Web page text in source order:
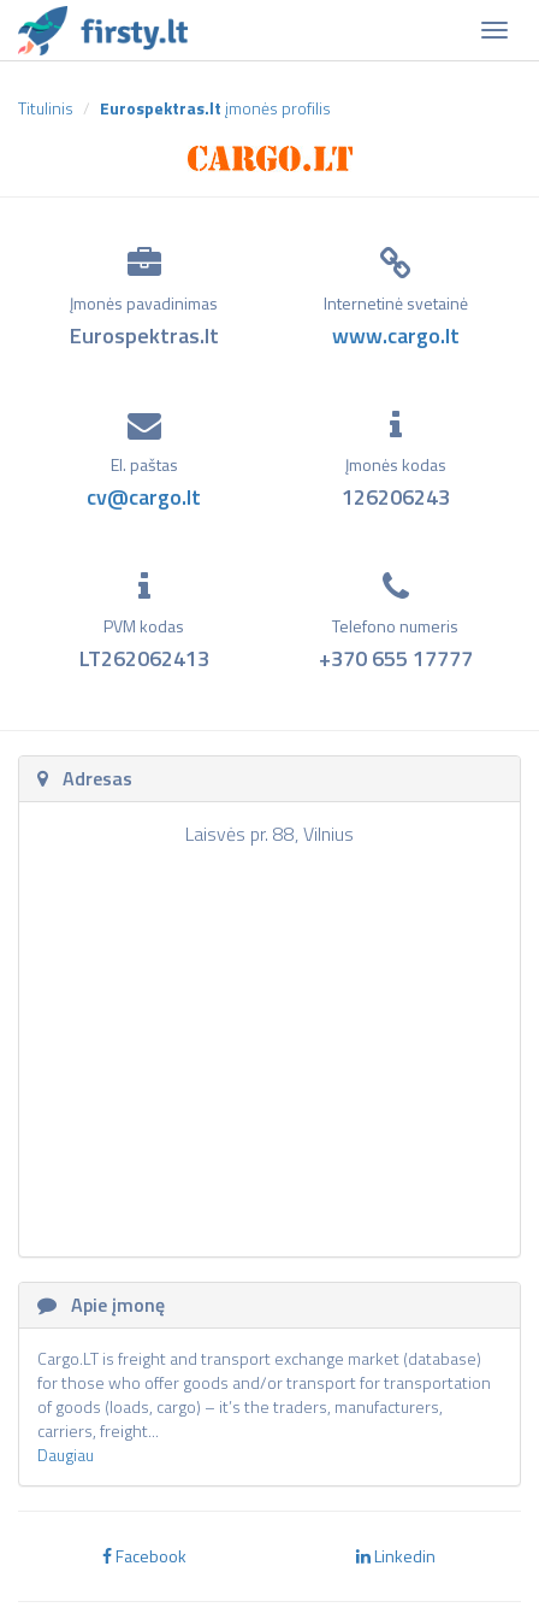
Titulinis Eurospektras.lt įmonės profilis
Įmonės pavadinimas
Eurospektras.lt
Internetinė svetainė
www.cargo.lt
El. paštas
cv@cargo.lt
Įmonės kodas
126206243
PVM kodas
LT262062413
Telefono numeris
+370 655 17777
Adresas
Laisvės pr. 88, Vilnius
Apie įmonę
Cargo.LT is freight and transport exchange market (database)
for those who offer goods and/or transport for transportation
of goods (loads, cargo) – it’s the traders, manufacturers,
carriers, freight...
Daugiau
Facebook Linkedin